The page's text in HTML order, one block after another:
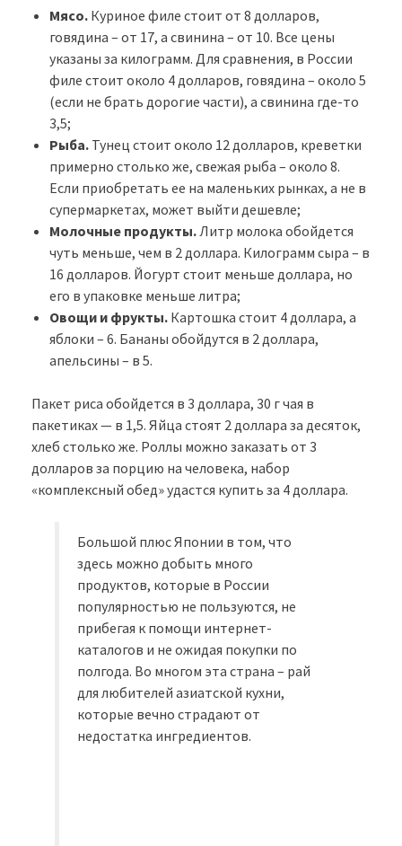
Мясо. Куриное филе стоит от 8 долларов,
говядина – от 17, а свинина – от 10. Все цены
указаны за килограмм. Для сравнения, в России
филе стоит около 4 долларов, говядина – около 5
(если не брать дорогие части), а свинина где-то
3,5;
Рыба. Тунец стоит около 12 долларов, креветки
примерно столько же, свежая рыба – около 8.
Если приобретать ее на маленьких рынках, а не в
супермаркетах, может выйти дешевле;
Молочные продукты.Литр молока обойдется
чуть меньше, чем в 2 доллара. Килограмм сыра – в
16 долларов. Йогурт стоит меньше доллара, но
его в упаковке меньше литра;
Овощи и фрукты. Картошка стоит 4 доллара, а
яблоки – 6. Бананы обойдутся в 2 доллара,
апельсины – в 5.
Пакет риса обойдется в 3 доллара, 30 г чая в
пакетиках — в 1,5. Яйца стоят 2 доллара за десяток,
хлеб столько же. Роллы можно заказать от 3
долларов за порцию на человека, набор
«комплексный обед» удастся купить за 4 доллара.
Большой плюс Японии в том, что
здесь можно добыть много
продуктов, которые в России
популярностью не пользуются, не
прибегая к помощи интернет-
каталогов и не ожидая покупки по
полгода. Во многом эта страна – рай
для любителей азиатской кухни,
которые вечно страдают от
недостатка ингредиентов.